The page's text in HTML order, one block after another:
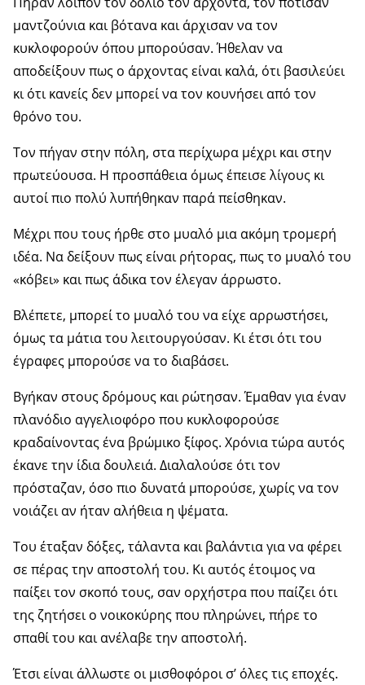
μαντζούνια και βότανα και άρχισαν να τον
κυκλοφορούν όπου μπορούσαν. Ήθελαν να
αποδείξουν πως ο άρχοντας είναι καλά, ότι βασιλεύει
κι ότι κανείς δεν μπορεί να τον κουνήσει από τον
θρόνο του.
Τον πήγαν στην πόλη, στα περίχωρα μέχρι και στην
πρωτεύουσα. Η προσπάθεια όμως έπεισε λίγους κι
αυτοί πιο πολύ λυπήθηκαν παρά πείσθηκαν.
Μέχρι που τους ήρθε στο μυαλό μια ακόμη τρομερή
ιδέα. Να δείξουν πως είναι ρήτορας, πως το μυαλό του
«κόβει» και πως άδικα τον έλεγαν άρρωστο.
Βλέπετε, μπορεί το μυαλό του να είχε αρρωστήσει,
όμως τα μάτια του λειτουργούσαν. Κι έτσι ότι του
έγραφες μπορούσε να το διαβάσει.
Βγήκαν στους δρόμους και ρώτησαν. Έμαθαν για έναν
πλανόδιο αγγελιοφόρο που κυκλοφορούσε
κραδαίνοντας ένα βρώμικο ξίφος. Χρόνια τώρα αυτός
έκανε την ίδια δουλειά. Διαλαλούσε ότι τον
πρόσταζαν, όσο πιο δυνατά μπορούσε, χωρίς να τον
νοιάζει αν ήταν αλήθεια η ψέματα.
Του έταξαν δόξες, τάλαντα και βαλάντια για να φέρει
σε πέρας την αποστολή του. Κι αυτός έτοιμος να
παίξει τον σκοπό τους, σαν ορχήστρα που παίζει ότι
της ζητήσει ο νοικοκύρης που πληρώνει, πήρε το
σπαθί του και ανέλαβε την αποστολή.
Έτσι είναι άλλωστε οι μισθοφόροι σ’ όλες τις εποχές.